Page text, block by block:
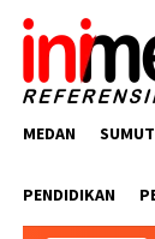
MEDAN SUMUT
PENDIDIKAN